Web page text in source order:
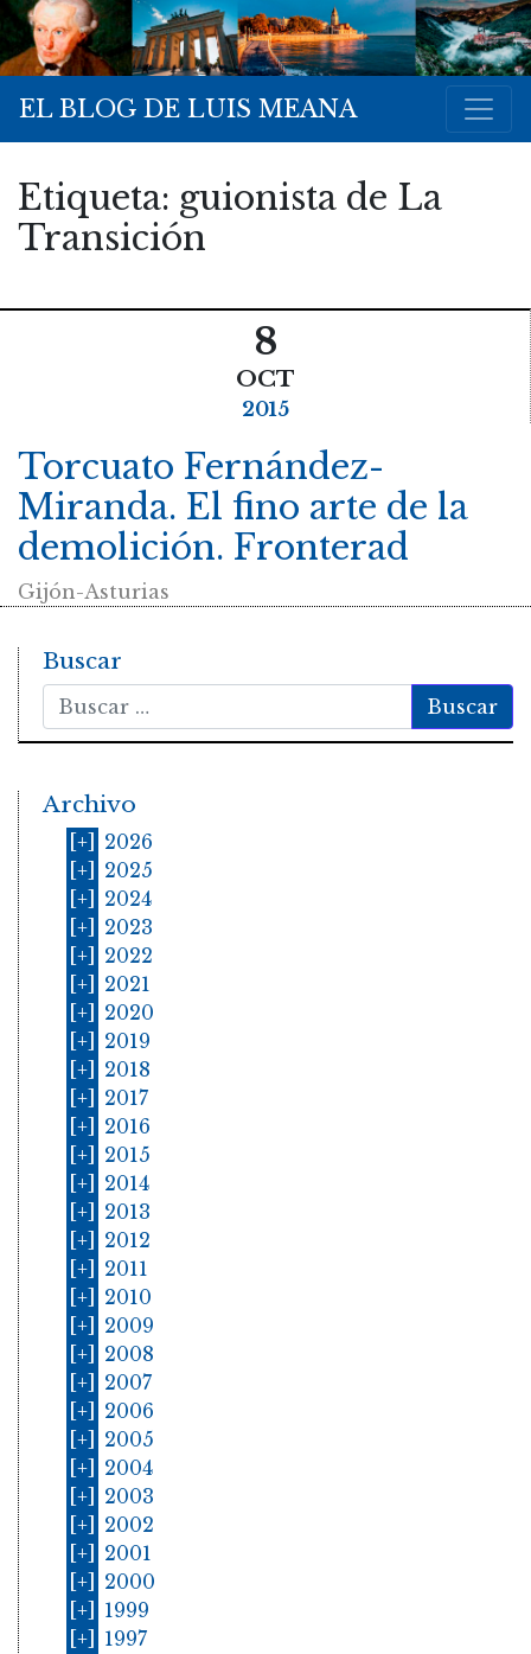
EL BLOG DE LUIS MEANA
Etiqueta: guionista de La
Transición
8
OCT
2015
Torcuato Fernández-
Miranda. El fino arte de la
demolición. Fronterad
Gijón-Asturias
Buscar
Buscar
Archivo
[+]
2026
[+]
2025
[+]
2024
[+]
2023
[+]
2022
[+]
2021
[+]
2020
[+]
2019
[+]
2018
[+]
2017
[+]
2016
[+]
2015
[+]
2014
[+]
2013
[+]
2012
[+]
2011
[+]
2010
[+]
2009
[+]
2008
[+]
2007
[+]
2006
[+]
2005
[+]
2004
[+]
2003
[+]
2002
[+]
2001
[+]
2000
[+]
1999
[+]
1997